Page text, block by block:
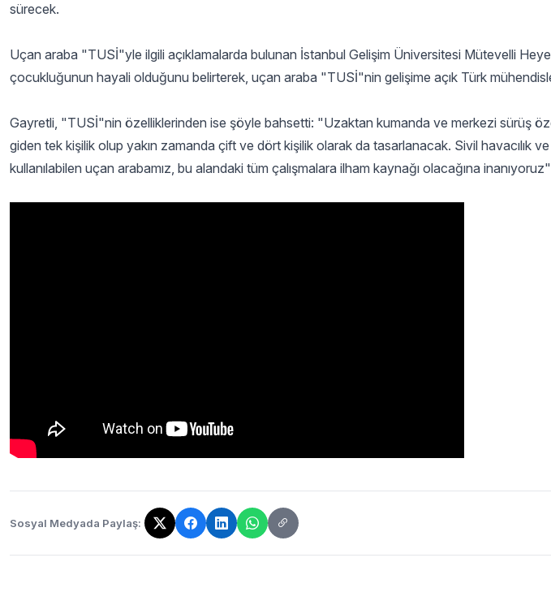
sürecek.
Uçan araba "TUSİ"yle ilgili açıklamalarda bulunan İstanbul Gelişim Üniversitesi Mütevelli
çocukluğunun hayali olduğunu belirterek, uçan araba "TUSİ"nin gelişime açık Türk
Gayretli, "TUSİ"nin özelliklerinden ise şöyle bahsetti: "Uzaktan kumanda ve merkezi sürüş
giden tek kişilik olup yakın zamanda çift ve dört kişilik olarak da tasarlanacak. Sivil havacılık ve
kullanılabilen uçan arabamız, bu alandaki tüm çalışmalara ilham kaynağı olacağına inanıyoruz"
Sosyal Medyada Paylaş:
Bağlantı kopyalandı!